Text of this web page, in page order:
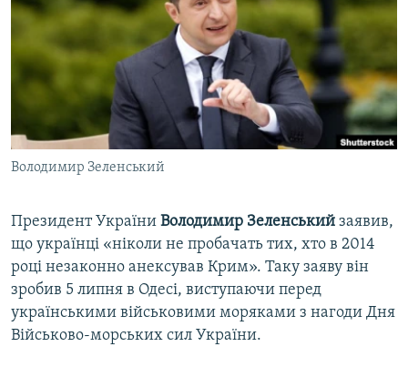
СПЕЦПРОЕКТИ
ВІДЕОУРОКИ «ELIFBE»
СВІДЧЕННЯ ОКУПАЦІЇ
УКРАЇНСЬКА ПРОБЛЕМА КРИМУ
ІНФОГРАФІКА
ЯК ОБІЙТИ БЛОКУВАННЯ
Русский
Qırımtatar
ДОЛУЧАЙСЯ!
Усі сайти RFE/RL
Володимир Зеленський
Президент України Володимир Зеленський заявив,
що українці «ніколи не пробачать тих, хто в 2014
році незаконно анексував Крим». Таку заяву він
зробив 5 липня в Одесі, виступаючи перед
українськими військовими моряками з нагоди Дня
Військово-морських сил України.